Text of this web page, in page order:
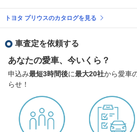
トヨタ プリウスのカタログを見る
車査定を依頼する
あなたの愛車、今いくら？
申込み最短3時間後に最大20社から愛車
らせ！